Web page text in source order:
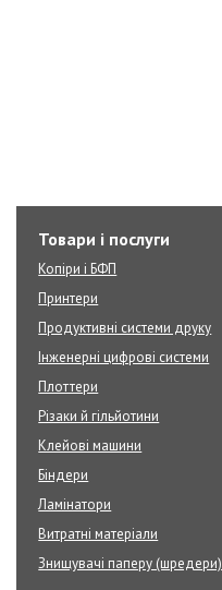
Товари і послуги
Копіри і БФП
Принтери
Продуктивні системи друку
Інженерні цифрові системи
Плоттери
Різаки й гільйотини
Клейові машини
Біндери
Ламінатори
Витратні матеріали
Знищувачі паперу (шредери)